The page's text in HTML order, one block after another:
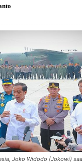
Joko Widodo (Jokowi)